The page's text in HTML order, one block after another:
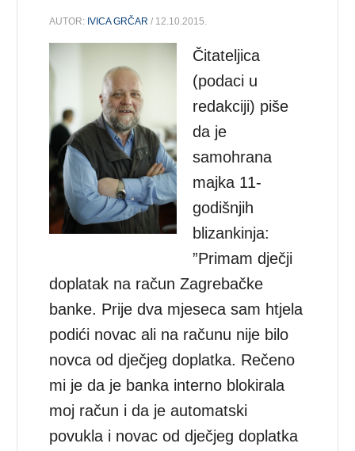
AUTOR: IVICA GRČAR / 12.10.2015.
Čitateljica
(podaci u
redakciji) piše
da je
samohrana
majka 11-
godišnjih
blizankinja:
”Primam dječji
doplatak na račun Zagrebačke
banke. Prije dva mjeseca sam htjela
podići novac ali na računu nije bilo
novca od dječjeg doplatka. Rečeno
mi je da je banka interno blokirala
moj račun i da je automatski
povukla i novac od dječjeg doplatka